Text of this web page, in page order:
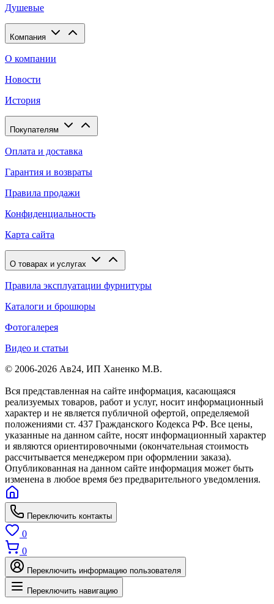
Душевые
Компания
О компании
Новости
История
Покупателям
Оплата и доставка
Гарантия и возвраты
Правила продажи
Конфиденциальность
Карта сайта
О товарах и услугах
Правила эксплуатации фурнитуры
Каталоги и брошюры
Фотогалерея
Видео и статьи
© 2006-2026 Ав24, ИП Ханенко М.В.
Вся представленная на сайте информация, касающаяся
реализуемых товаров, работ и услуг, носит информационный
характер и не является публичной офертой, определяемой
положениями ст. 437 Гражданского Кодекса РФ. Все цены,
указанные на данном сайте, носят информационный характер
и являются ориентировочными (окончательная стоимость
рассчитывается менеджером при оформлении заказа).
Опубликованная на данном сайте информация может быть
изменена в любое время без предварительного уведомления.
Переключить контакты
0
0
Переключить информацию пользователя
Переключить навигацию